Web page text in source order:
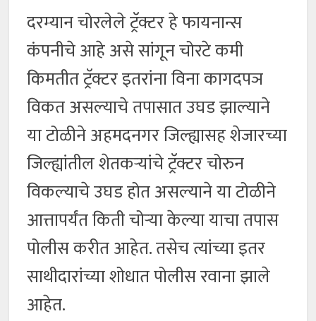
दरम्यान चोरलेले ट्रॅक्टर हे फायनान्स
कंपनीचे आहे असे सांगून चोरटे कमी
किमतीत ट्रॅक्टर इतरांना विना कागदपञ
विकत असल्याचे तपासात उघड झाल्याने
या टोळीने अहमदनगर जिल्ह्यासह शेजारच्या
जिल्ह्यांतील शेतकऱ्यांचे ट्रॅक्टर चोरुन
विकल्याचे उघड होत असल्याने या टोळीने
आत्तापर्यंत किती चोऱ्या केल्या याचा तपास
पोलीस करीत आहेत. तसेच त्यांच्या इतर
साथीदारांच्या शोधात पोलीस रवाना झाले
आहेत.